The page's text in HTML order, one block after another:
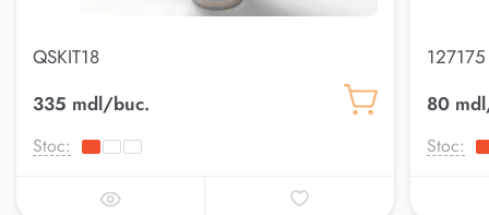
QSKIT18
335 mdl/buc.
Stoc:
80
Stoc: